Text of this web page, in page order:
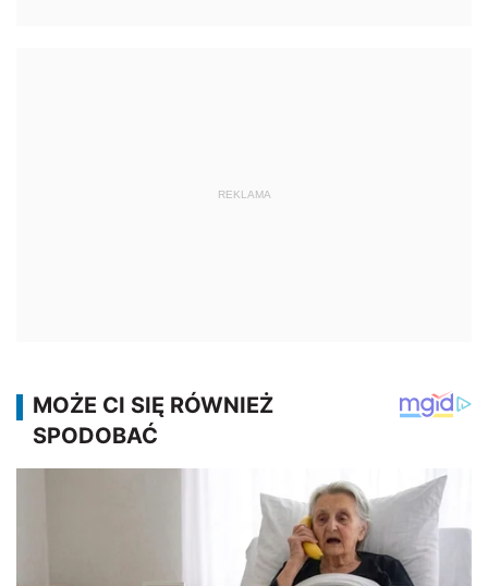
REKLAMA